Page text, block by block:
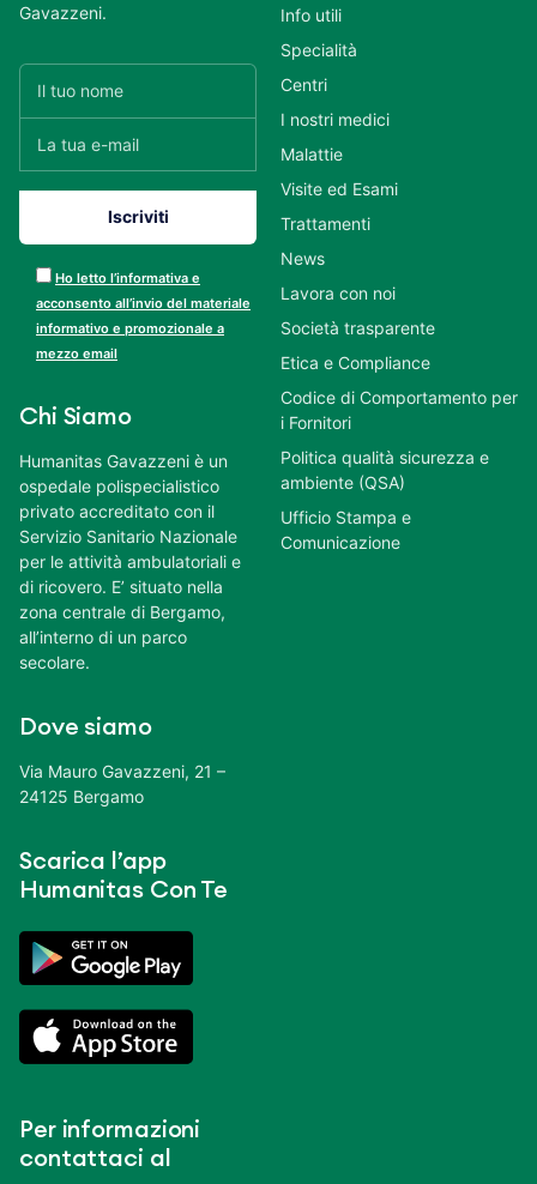
Gavazzeni.
Ho letto l’informativa e
acconsento all’invio del materiale
informativo e promozionale a
mezzo email
Chi Siamo
Humanitas Gavazzeni è un
ospedale polispecialistico
privato accreditato con il
Servizio Sanitario Nazionale
per le attività ambulatoriali e
di ricovero. E’ situato nella
zona centrale di Bergamo,
all’interno di un parco
secolare.
Dove siamo
Via Mauro Gavazzeni, 21 –
24125 Bergamo
Scarica l’app
Humanitas Con Te
Per informazioni
contattaci al
Info utili
Specialità
Centri
I nostri medici
Malattie
Visite ed Esami
Trattamenti
News
Lavora con noi
Società trasparente
Etica e Compliance
Codice di Comportamento per
i Fornitori
Politica qualità sicurezza e
ambiente (QSA)
Ufficio Stampa e
Comunicazione